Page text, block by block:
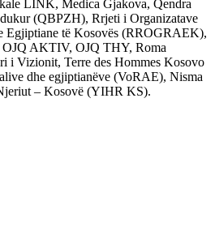
LINK, Medica Gjakova, Qendra
(QBPZH), Rrjeti i Organizatave
Egjiptiane të Kosovës (RROGRAEK),
OJQ AKTIV, OJQ THY, Roma
i Vizionit, Terre des Hommes Kosovo
dhe egjiptianëve (VoRAE), Nisma
– Kosovë (YIHR KS).